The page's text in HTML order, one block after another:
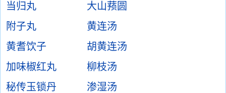
当归丸
大山蓣圆
附子丸
黄连汤
黄耆饮子
胡黄连汤
加味椒红丸
柳枝汤
秘传玉锁丹
渗湿汤